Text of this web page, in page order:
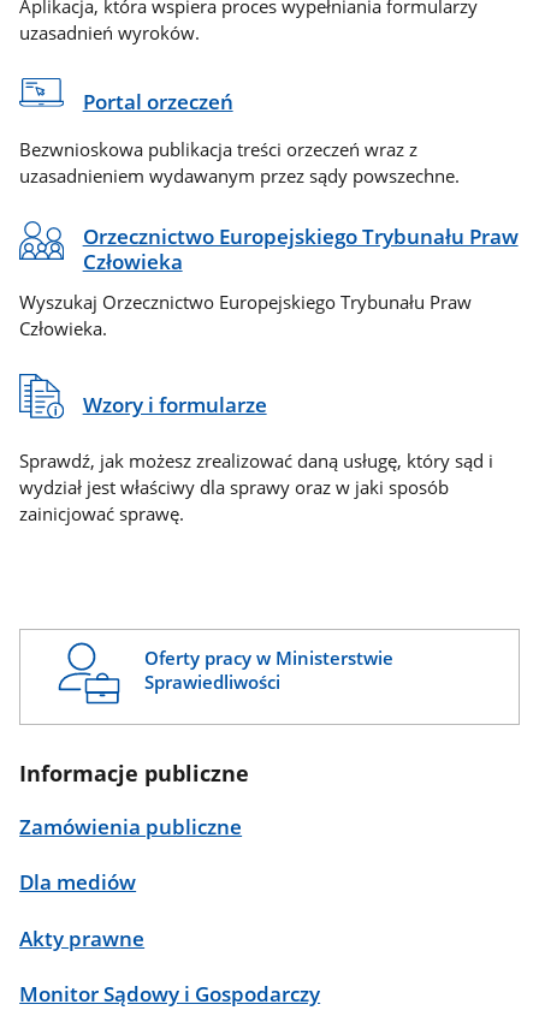
Aplikacja, która wspiera proces wypełniania formularzy
uzasadnień wyroków.
Portal orzeczeń
Bezwnioskowa publikacja treści orzeczeń wraz z
uzasadnieniem wydawanym przez sądy powszechne.
Orzecznictwo Europejskiego Trybunału Praw
Człowieka
Wyszukaj Orzecznictwo Europejskiego Trybunału Praw
Człowieka.
Wzory i formularze
Sprawdź, jak możesz zrealizować daną usługę, który sąd i
wydział jest właściwy dla sprawy oraz w jaki sposób
zainicjować sprawę.
Oferty pracy w Ministerstwie
Sprawiedliwości
Informacje publiczne
Zamówienia publiczne
Dla mediów
Akty prawne
Monitor Sądowy i Gospodarczy